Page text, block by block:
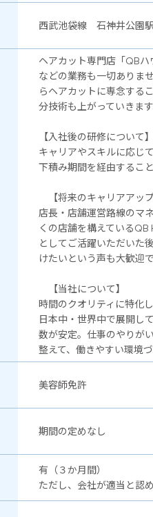
西武池袋線 石神井公園駅
ヘアカット専門店「QB
などの業務も一切ありま
らヘアカットに専念する
分技術も上がっていきます
【入社後の研修について】
キャリアやスキルに応じ
下積み期間を経由するこ
【将来のキャリアアップ
店長・店舗運営路線のマ
くの店舗を構えている
としてご活躍いただいた
けたいという声も大歓迎で
【当社について】
時間のクオリティに特化
日本中・世界中で展開し
数が安定。仕事のやりが
整えて、働きやすい環境
美容師免許
期間の定めなし
有（３か月間）
ただし、会社が適当と認